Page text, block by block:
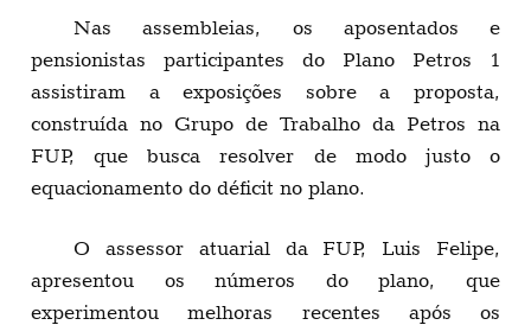
Nas assembleias, os aposentados e
pensionistas participantes do Plano Petros 1
assistiram a exposições sobre a proposta,
construída no Grupo de Trabalho da Petros na
FUP, que busca resolver de modo justo o
equacionamento do déficit no plano.
O assessor atuarial da FUP, Luis Felipe,
apresentou os números do plano, que
experimentou melhoras recentes após os